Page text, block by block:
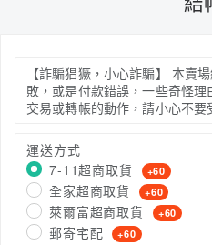
【詐騙猖獗，小心詐騙】 本賣
敗，或是付款錯誤，一些奇怪
交易或轉帳的動作，請小心不要
運送方式
7-11超商取貨
+60
全家超商取貨 +60
萊爾富超商取貨 +60
郵寄宅配 +60